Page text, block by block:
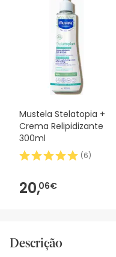
Mustela Stelatopia +
Crema Relipidizante
300ml
(6)
20,06€
Descrição